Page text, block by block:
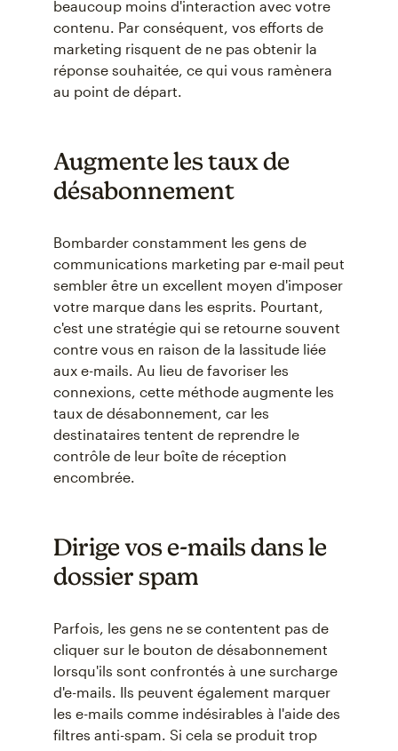
beaucoup moins d'interaction avec votre
contenu. Par conséquent, vos efforts de
marketing risquent de ne pas obtenir la
réponse souhaitée, ce qui vous ramènera
au point de départ.
Augmente les taux de
désabonnement
Bombarder constamment les gens de
communications marketing par e-mail peut
sembler être un excellent moyen d'imposer
votre marque dans les esprits. Pourtant,
c'est une stratégie qui se retourne souvent
contre vous en raison de la lassitude liée
aux e-mails. Au lieu de favoriser les
connexions, cette méthode augmente les
taux de désabonnement, car les
destinataires tentent de reprendre le
contrôle de leur boîte de réception
encombrée.
Dirige vos e-mails dans le
dossier spam
Parfois, les gens ne se contentent pas de
cliquer sur le bouton de désabonnement
lorsqu'ils sont confrontés à une surcharge
d'e-mails. Ils peuvent également marquer
les e-mails comme indésirables à l'aide des
filtres anti-spam. Si cela se produit trop